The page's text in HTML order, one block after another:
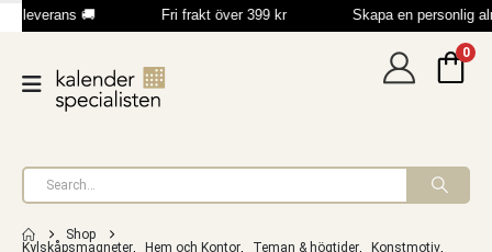
leverans 🚚 Fri frakt över 399 kr Skapa en personlig
0
Shop
Kylskåpsmagneter, Hem och Kontor, Teman & högtider, Konstmotiv,